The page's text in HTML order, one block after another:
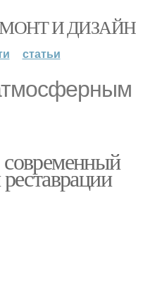
И ДИЗАЙН
статьи